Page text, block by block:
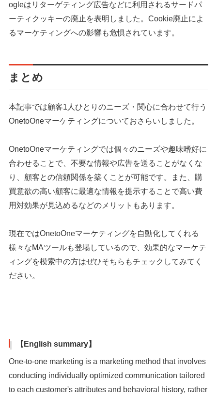
ogleはリターゲティング広告などに利用されるサードパ
ーティクッキーの廃止を表明しました。Cookie廃止によ
るマーケティングへの影響も危惧されています。
まとめ
本記事では顧客1人ひとりのニーズ・関心に合わせて行う
OnetoOneマーケティングについておさらいしました。
OnetoOneマーケティングでは個々のニーズや趣味嗜好に
合わせることで、不要な情報や広告を送ることがなくな
り、顧客との信頼関係を築くことが可能です。また、購
買意欲の高い顧客に最適な情報を提示することで高い費
用対効果が見込めるなどのメリットもあります。
現在ではOnetoOneマーケティングを自動化してくれる
様々なMAツールも登場しているので、効果的なマーケテ
ィングを模索中の方はぜひそちらもチェックしてみてく
ださい。
【English summary】
One-to-one marketing is a marketing method that involves
conducting individually optimized communication tailored
to each customer's attributes and behavioral history, rather